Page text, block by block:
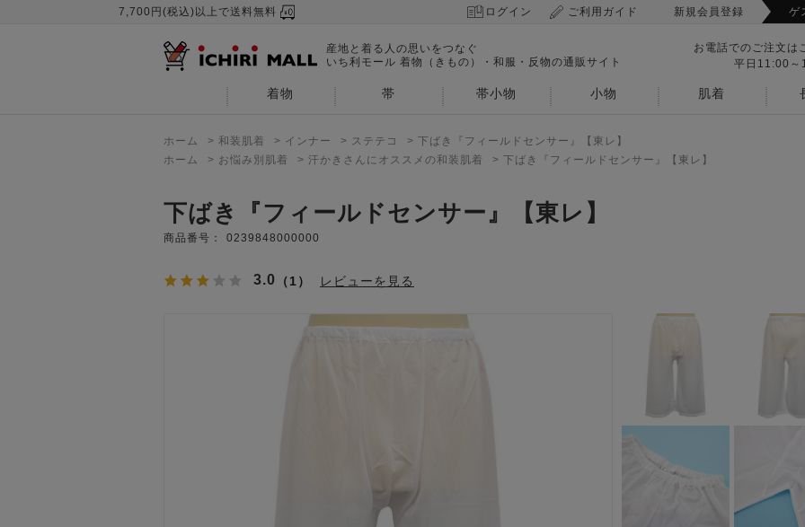
7,700円(税込)以上で送料無料 ログイン ご利用ガイド 新規会員登録 ゲ
産地と着る人の思いをつなぐ
いち利モール 着物（きもの）・和服・反物の通販サイト
お電話でのご注文は
平日11:00～
着物 帯 帯小物 小物 肌着
ホーム > 和装肌着 > インナー > ステテコ > 下ばき『フィールドセンサー』【東レ】
ホーム
> お悩み別肌着 > 汗かきさんにオススメの和装肌着 > 下ばき『フィールドセンサー』【東レ】
下ばき『フィールドセンサー』【東レ】
商品番号： 0239848000000
3.0 （1） レビューを見る